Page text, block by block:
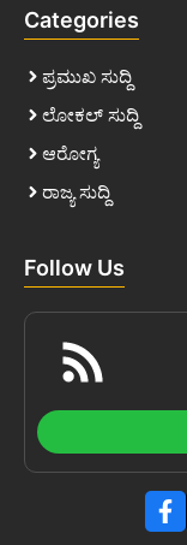
Categories
ಪ್ರಮುಖ ಸುದ್ದಿ
ಲೋಕಲ್ ಸುದ್ದಿ
ಆರೋಗ್ಯ
ರಾಜ್ಯ ಸುದ್ದಿ
Follow Us